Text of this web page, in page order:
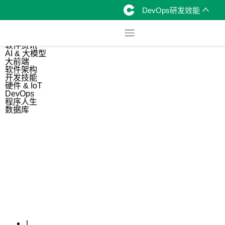
DevOps研发效能
软件资讯
AI & 大模型
大前端
软件架构
开发技能
硬件 & IoT
DevOps
程序人生
数据库
1